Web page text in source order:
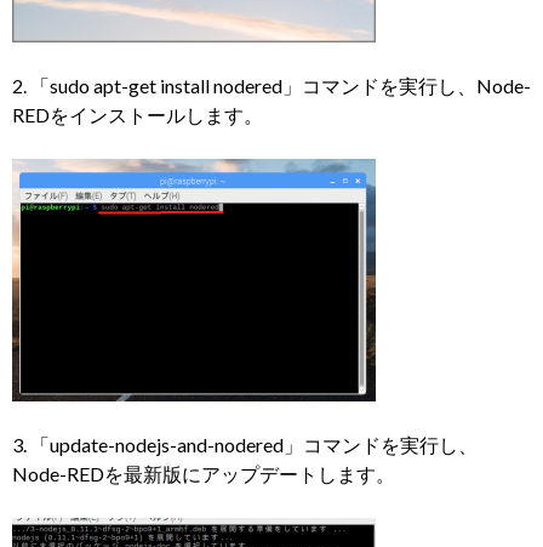
2. 「sudo apt-get install nodered」コマンドを実行し、Node-
REDをインストールします。
3. 「update-nodejs-and-nodered」コマンドを実行し、
Node-REDを最新版にアップデートします。